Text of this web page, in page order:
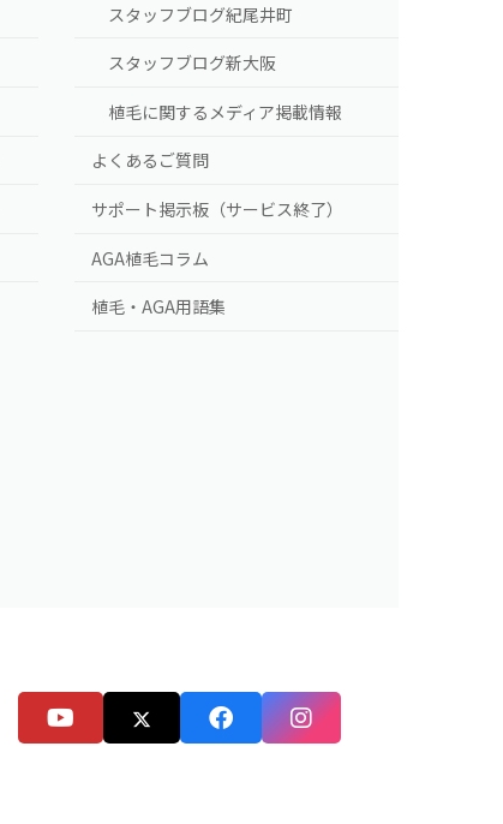
スタッフブログ紀尾井町
スタッフブログ新大阪
植毛に関するメディア掲載情報
よくあるご質問
サポート掲示板（サービス終了）
AGA植毛コラム
植毛・AGA用語集